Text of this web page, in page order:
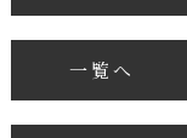
一覧へ